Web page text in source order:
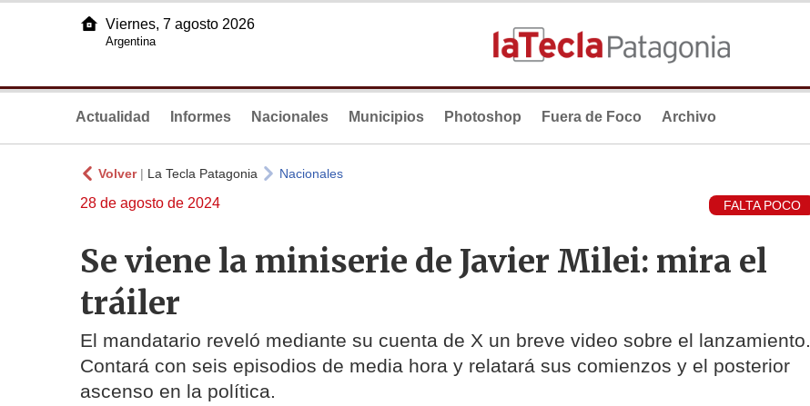
Viernes, 7 agosto 2026
Argentina
Actualidad Informes Nacionales Municipios Photoshop Fuera de Foco Archivo
Volver| La Tecla Patagonia Nacionales
28 de agosto de 2024 FALTA POCO
Se viene la miniserie de Javier Milei: mira el
tráiler
El mandatario reveló mediante su cuenta de X un breve video sobre el lanzamiento.
Contará con seis episodios de media hora y relatará sus comienzos y el posterior
ascenso en la política.